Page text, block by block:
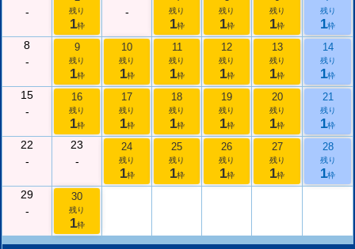
-
残り
1枠
-
残り
1枠
残り
1枠
残り
1枠
残り
1枠
8
-
9
残り
1枠
10
残り
1枠
11
残り
1枠
12
残り
1枠
13
残り
1枠
14
残り
1枠
15
-
16
残り
1枠
17
残り
1枠
18
残り
1枠
19
残り
1枠
20
残り
1枠
21
残り
1枠
22
-
23
-
24
残り
1枠
25
残り
1枠
26
残り
1枠
27
残り
1枠
28
残り
1枠
29
-
30
残り
1枠